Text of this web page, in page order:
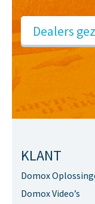
Dealers
KLANT
Domox
Domox Video’s